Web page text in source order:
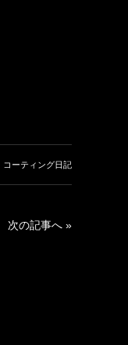
コーティング日記
次の記事へ »